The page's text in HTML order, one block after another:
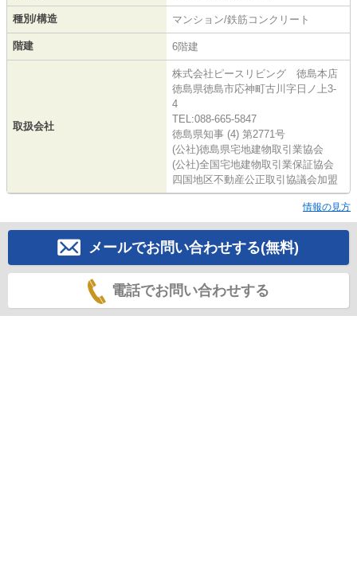
種別/構造 マンション/鉄筋コンクリート
階建 6階建
取扱会社
株式会社ピースリビング 徳島本店
徳島県徳島市応神町古川字日ノ上3-
4
TEL:088-665-5847
徳島県知事 (4) 第2771号
(公社)徳島県宅地建物取引業協会
(公社)全国宅地建物取引業保証協会
四国地区不動産公正取引協議会加盟
情報の見方
メールでお問い合わせする(無料)
電話でお問い合わせする